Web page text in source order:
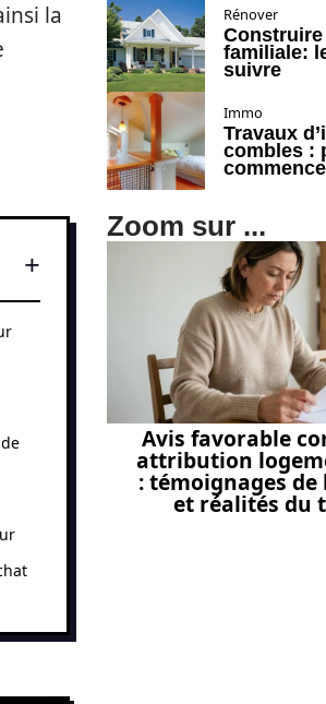
la
Rénover
familiale:
suivre
Immo
Travaux
combles :
Zoom sur ...
Avis favorable
attribution
: témoignages
et réalités du